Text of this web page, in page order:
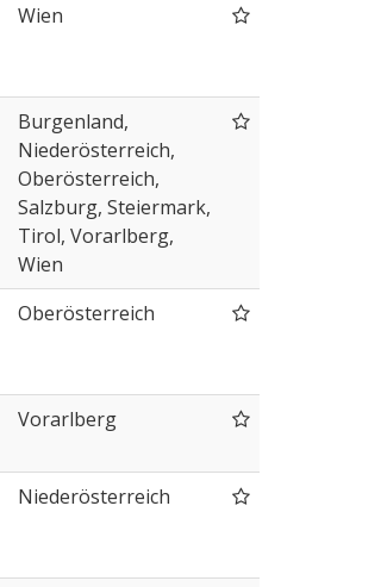
Wien
Burgenland,
Niederösterreich,
Oberösterreich,
Salzburg, Steiermark,
Tirol, Vorarlberg,
Wien
Oberösterreich
Vorarlberg
Niederösterreich